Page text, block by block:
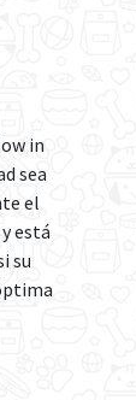
in
sea
el
está
su